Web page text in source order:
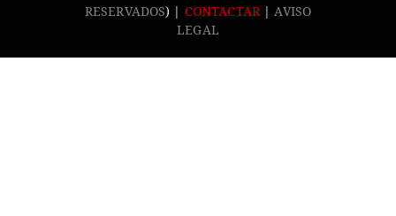
RESERVADOS) | CONTACTAR|AVISO
LEGAL